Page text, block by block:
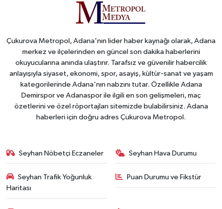
Çukurova Metropol, Adana'nın lider haber kaynağı olarak, Adana
merkez ve ilçelerinden en güncel son dakika haberlerini
okuyucularına anında ulaştırır. Tarafsız ve güvenilir habercilik
anlayışıyla siyaset, ekonomi, spor, asayiş, kültür-sanat ve yaşam
kategorilerinde Adana'nın nabzını tutar. Özellikle Adana
Demirspor ve Adanaspor ile ilgili en son gelişmeleri, maç
özetlerini ve özel röportajları sitemizde bulabilirsiniz. Adana
haberleri için doğru adres Çukurova Metropol.
Seyhan Nöbetçi Eczaneler Seyhan Hava Durumu
Seyhan Trafik Yoğunluk
Haritası
Puan Durumu ve Fikstür